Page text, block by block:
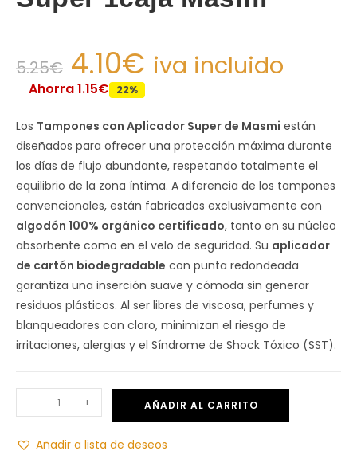
5.25€ 4.10€ iva incluido
Ahorra 1.15€ 22%
Los Tampones con Aplicador Super de Masmi están
diseñados para ofrecer una protección máxima durante
los días de flujo abundante, respetando totalmente el
equilibrio de la zona íntima. A diferencia de los tampones
convencionales, están fabricados exclusivamente con
algodón 100% orgánico certificado, tanto en su núcleo
absorbente como en el velo de seguridad. Su aplicador
de cartón biodegradable con punta redondeada
garantiza una inserción suave y cómoda sin generar
residuos plásticos. Al ser libres de viscosa, perfumes y
blanqueadores con cloro, minimizan el riesgo de
irritaciones, alergias y el Síndrome de Shock Tóxico (SST).
- + AÑADIR AL CARRITO
Añadir a lista de deseos